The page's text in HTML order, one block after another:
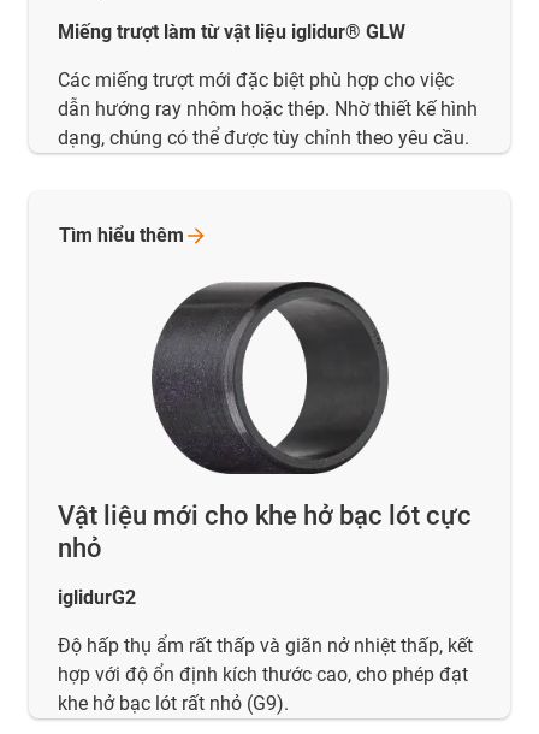
Miếng trượt làm từ vật liệu iglidur® GLW
Các miếng trượt mới đặc biệt phù hợp cho việc
dẫn hướng ray nhôm hoặc thép. Nhờ thiết kế hình
dạng, chúng có thể được tùy chỉnh theo yêu cầu.
Vật liệu mới cho khe hở bạc lót cực
nhỏ
iglidurG2
Độ hấp thụ ẩm rất thấp và giãn nở nhiệt thấp, kết
hợp với độ ổn định kích thước cao, cho phép đạt
khe hở bạc lót rất nhỏ (G9).
Tìm hiểu thêm